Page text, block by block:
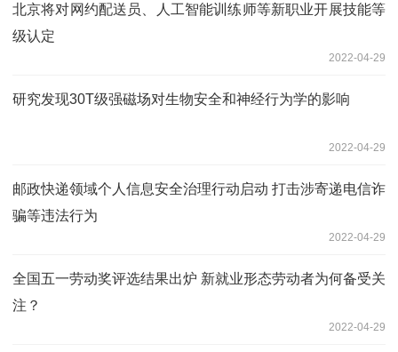
北京将对网约配送员、人工智能训练师等新职业开展技能等
级认定
2022-04-29
研究发现30T级强磁场对生物安全和神经行为学的影响
2022-04-29
邮政快递领域个人信息安全治理行动启动 打击涉寄递电信诈
骗等违法行为
2022-04-29
全国五一劳动奖评选结果出炉 新就业形态劳动者为何备受关
注？
2022-04-29